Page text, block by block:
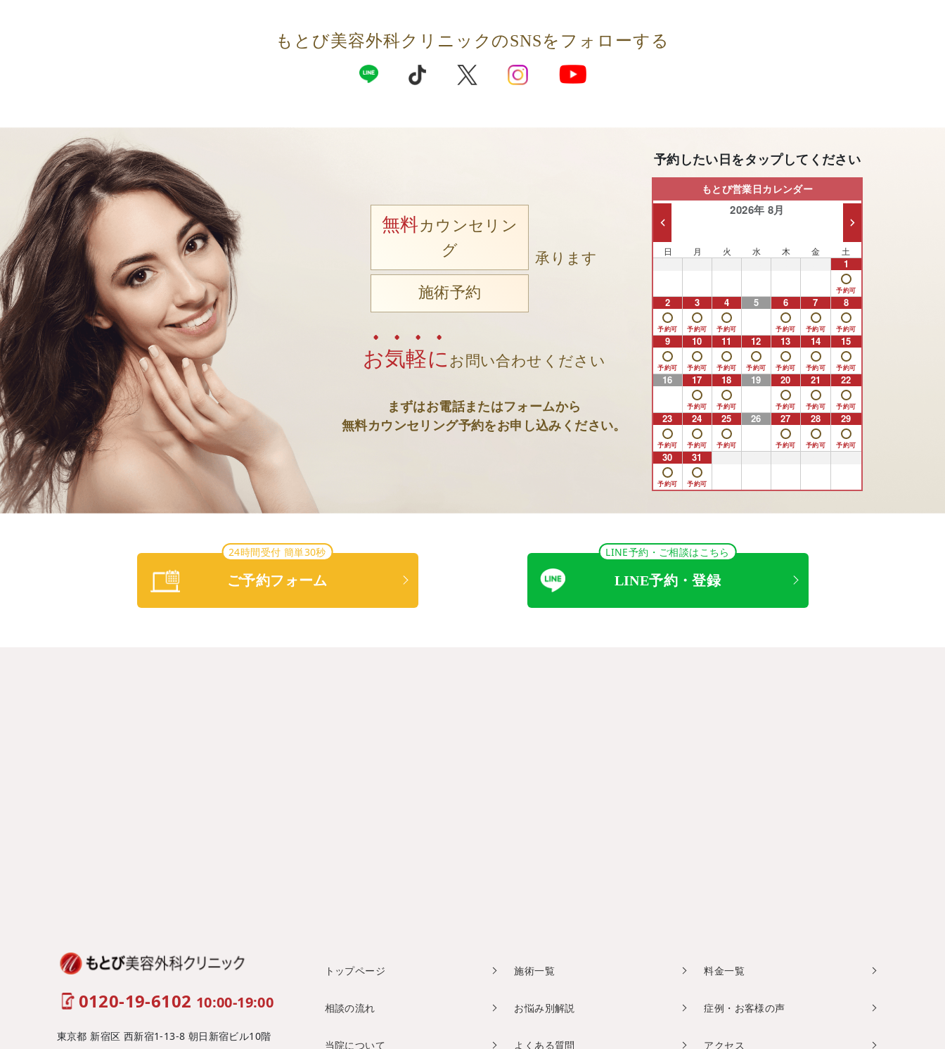
もとび美容外科クリニックのSNSをフォローする
無料カウンセリン
グ
施術予約
承ります
お気軽に お問い合わせください
まずはお電話またはフォームから
無料カウンセリング予約をお申し込みください。
予約したい日をタップしてください
もとび営業日カレンダー
2026年 8月
日 月 火 水 木 金 土
1
2 3 4 5 6 7 8
9 10 11 12 13 14 15
16 17 18 19 20 21 22
23 24 25 26 27 28 29
30 31
24時間受付 簡単30秒
ご予約フォーム
LINE予約・ご相談はこちら
LINE予約・登録
0120-19-6102 10:00-19:00
東京都 新宿区 西新宿1-13-8 朝日新宿ビル10階
トップページ 施術一覧 料金一覧
相談の流れ お悩み別解説 症例・お客様の声
当院について よくある質問 アクセス